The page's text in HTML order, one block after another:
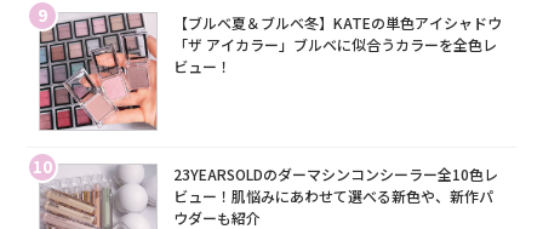
9
【ブルベ夏＆ブルベ冬】KATEの単色アイシャドウ
「ザ アイカラー」ブルベに似合うカラーを全色レ
ビュー！
10
23YEARSOLDのダーマシンコンシーラー全10色レ
ビュー！肌悩みにあわせて選べる新色や、新作パ
ウダーも紹介